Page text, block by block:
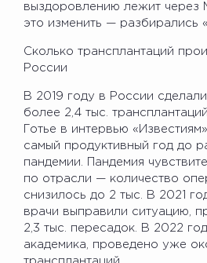
выздоровлению лежит через
это изменить — разбирались
Сколько трансплантаций
России
В 2019 году в России
более 2,4 тыс.
Готье в интервью
самый продуктивный год до
пандемии. Пандемия
по отрасли — количество
снизилось до 2 тыс. В 2021
врачи выправили ситуацию,
2,3 тыс. пересадок. В 2022
академика, проведено уже
трансплантаций.